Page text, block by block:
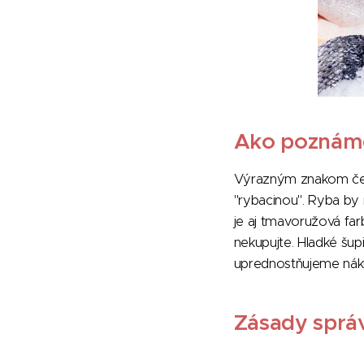
Ako
Výrazným znakom
"rybacinou". Ryba
je aj tmavoružová
nekupujte. Hladké
uprednostňujeme
Zásady